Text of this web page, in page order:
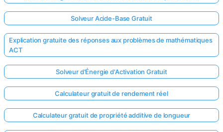
Solveur Acide-Base Gratuit
Explication gratuite des réponses aux problèmes de mathématiques
ACT
Solveur d'Énergie d'Activation Gratuit
Calculateur gratuit de rendement réel
Calculateur gratuit de propriété additive de longueur